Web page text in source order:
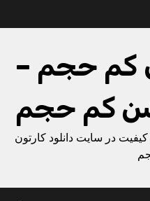
کم حجم –
کم حجم
در سایت دانلود کارتون